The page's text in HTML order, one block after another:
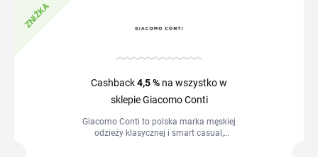
ZNIŻKA
Cashback4,5 % na wszystko w
sklepie Giacomo Conti
Giacomo Conti to polska marka męskiej
odzieży klasycznej i smart casual,